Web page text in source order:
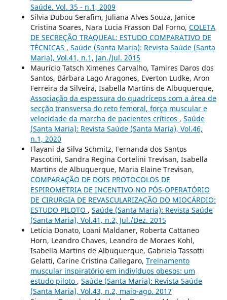
Saúde. Vol. 35 - n.1, 2009
Silvia Dubou Serafim, Juliana Alves Souza, Janice
Cristina Soares, Nara Lucia Frasson Dal Forno, COLETA
DE SECREÇÃO TRAQUEAL: ESTUDO COMPARATIVO DE
TÉCNICAS , Saúde (Santa Maria): Revista Saúde (Santa
Maria), Vol.41, n.1, Jan./Jul. 2015
Maurício Tatsch Ximenes Carvalho, Tamires Daros dos
Santos, Bárbara Lago Aragones, Everton Ludke, Aron
Ferreira da Silveira, Isabella Martins de Albuquerque,
Associação da espessura do quadríceps com a área de
secção transversa do reto femoral, força muscular e
velocidade da marcha de pacientes críticos , Saúde
(Santa Maria): Revista Saúde (Santa Maria), Vol.46,
n.1, 2020
Flayani da Silva Schmitz, Fernanda dos Santos
Pascotini, Sandra Regina Cortelini Trevisan, Isabella
Martins de Albuquerque, Maria Elaine Trevisan,
COMPARAÇÃO DE DOIS PROTOCOLOS DE
ESPIROMETRIA DE INCENTIVO NO PÓS-OPERATÓRIO
DE CIRURGIA DE REVASCULARIZAÇÃO DO MIOCÁRDIO:
ESTUDO PILOTO , Saúde (Santa Maria): Revista Saúde
(Santa Maria), Vol.41, n.2, Jul./Dez. 2015
Letícia Donato, Loani Maldaner, Roberta Cattaneo
Horn, Leandro Chaves, Leandro de Moraes Kohl,
Isabella Martins de Albuquerque, Gabriela Tassotti
Gelatti, Carine Cristina Callegaro, Treinamento
muscular inspiratório em indivíduos obesos: um
estudo piloto , Saúde (Santa Maria): Revista Saúde
(Santa Maria), Vol.43, n.2, maio-ago. 2017